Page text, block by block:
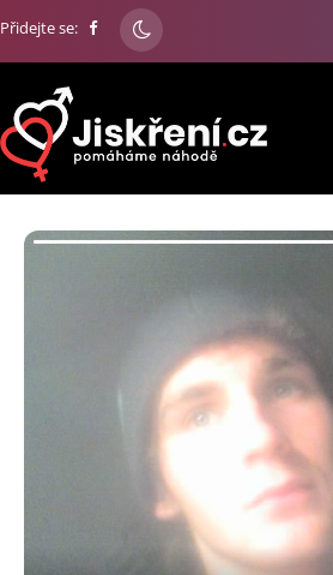
Přidejte se: